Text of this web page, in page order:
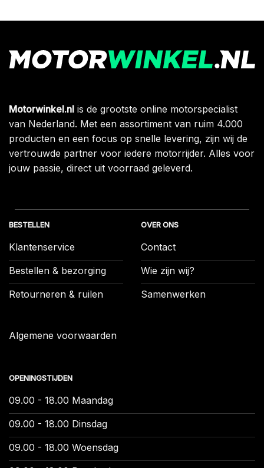
Motorwinkel.nl is de grootste online motorspecialist
van Nederland. Met een assortiment van ruim 4.000
producten en een focus op snelle levering, zijn wij de
vertrouwde partner voor iedere motorrijder. Alles voor
jouw passie, direct uit voorraad geleverd.
BESTELLEN
Klantenservice
Bestellen & bezorging
Retourneren & ruilen
Algemene voorwaarden
OVER ONS
Contact
Wie zijn wij?
Samenwerken
OPENINGSTIJDEN
09.00 - 18.00 Maandag
09.00 - 18.00 Dinsdag
09.00 - 18.00 Woensdag